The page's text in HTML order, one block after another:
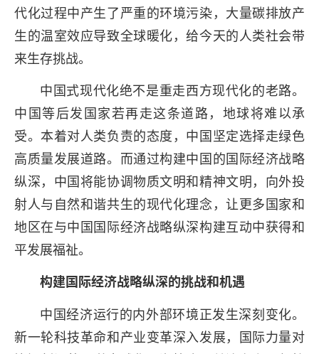
代化过程中产生了严重的环境污染，大量碳排放产
生的温室效应导致全球暖化，给今天的人类社会带
来生存挑战。
中国式现代化绝不是重走西方现代化的老路。
中国等后发国家若再走这条道路，地球将难以承
受。本着对人类负责的态度，中国坚定选择走绿色
高质量发展道路。而通过构建中国的国际经济战略
纵深，中国将能协调物质文明和精神文明，向外投
射人与自然和谐共生的现代化理念，让更多国家和
地区在与中国国际经济战略纵深构建互动中获得和
平发展福祉。
构建国际经济战略纵深的挑战和机遇
中国经济运行的内外部环境正发生深刻变化。
新一轮科技革命和产业变革深入发展，国际力量对